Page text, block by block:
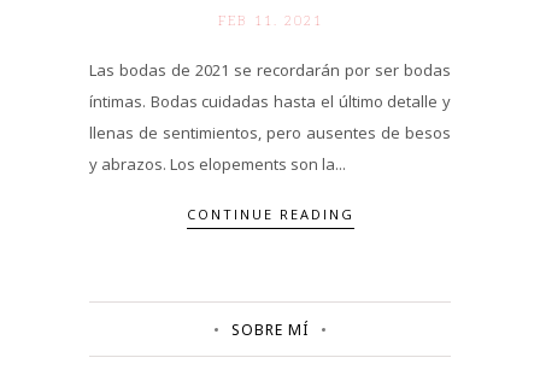
FEB 11. 2021
Las bodas de 2021 se recordarán por ser bodas
íntimas. Bodas cuidadas hasta el último detalle y
llenas de sentimientos, pero ausentes de besos
y abrazos. Los elopements son la...
CONTINUE READING
SOBRE MÍ